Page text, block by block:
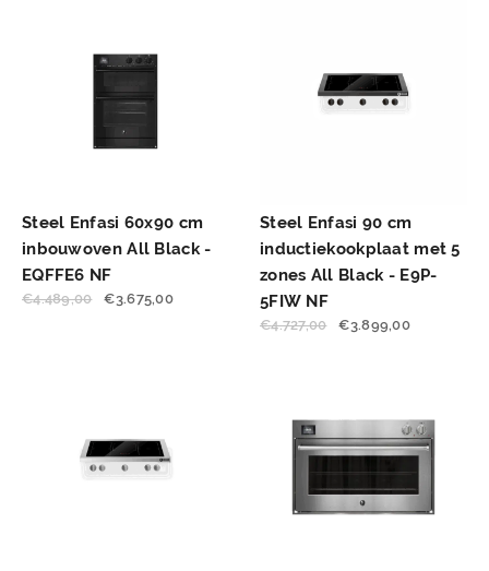
Steel Enfasi 60x90 cm
inbouwoven All Black -
EQFFE6 NF
€4.489,00 €3.675,00
Steel Enfasi 90 cm
inductiekookplaat met 5
zones All Black - E9P-
5FIW NF
€4.727,00 €3.899,00